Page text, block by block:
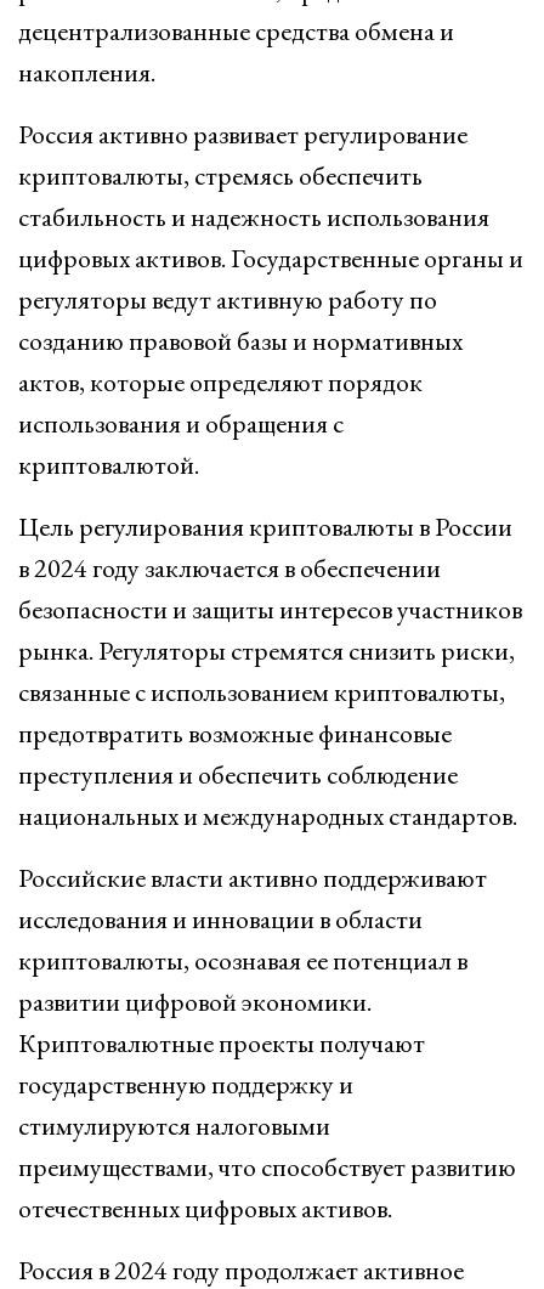
децентрализованные средства обмена и
накопления.
Россия активно развивает регулирование
криптовалюты, стремясь обеспечить
стабильность и надежность использования
цифровых активов. Государственные органы и
регуляторы ведут активную работу по
созданию правовой базы и нормативных
актов, которые определяют порядок
использования и обращения с
криптовалютой.
Цель регулирования криптовалюты в России
в 2024 году заключается в обеспечении
безопасности и защиты интересов участников
рынка. Регуляторы стремятся снизить риски,
связанные с использованием криптовалюты,
предотвратить возможные финансовые
преступления и обеспечить соблюдение
национальных и международных стандартов.
Российские власти активно поддерживают
исследования и инновации в области
криптовалюты, осознавая ее потенциал в
развитии цифровой экономики.
Криптовалютные проекты получают
государственную поддержку и
стимулируются налоговыми
преимуществами, что способствует развитию
отечественных цифровых активов.
Россия в 2024 году продолжает активное